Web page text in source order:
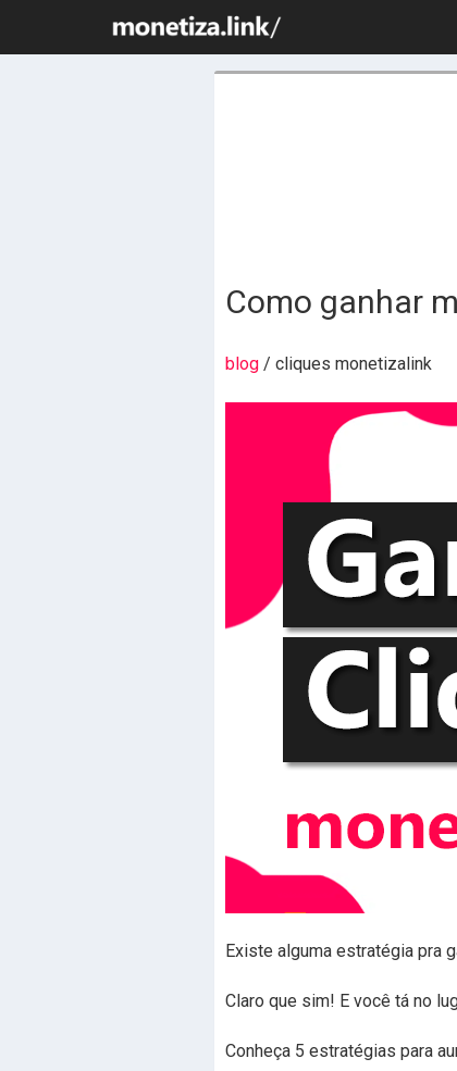
Como ganhar
blog / cliques monetizalink
Existe alguma estratégia pra
Claro que sim! E você tá no
Conheça 5 estratégias para